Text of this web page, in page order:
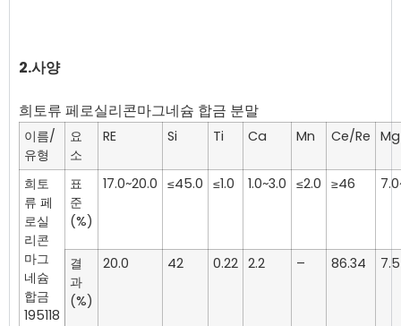
2.사양
이름/
유형
요
소
RE Si Ti Ca Mn Ce/Re Mg
희토
류 페
로실
리콘
마그
네슘
합금
195118
표
준
(%)
17.0~20.0 ≤45.0 ≤1.0 1.0~3.0 ≤2.0 ≥46
결
과
(%)
20.0 42 0.22 2.2 – 86.34 7.5